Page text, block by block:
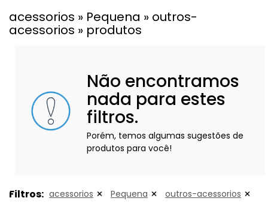
acessorios » Pequena » outros-
acessorios » produtos
Não encontramos
nada para estes
filtros.
Porém, temos algumas sugestões de
produtos para você!
Filtros: acessorios Pequena outros-acessorios